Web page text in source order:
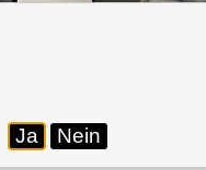
Ja Nein